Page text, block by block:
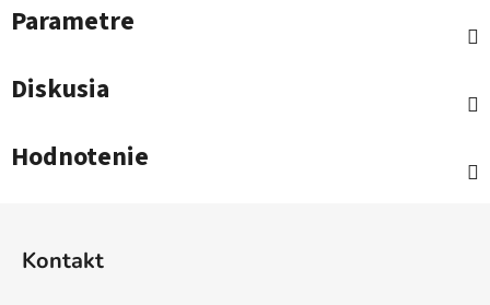
Parametre
Diskusia
Hodnotenie
Kontakt